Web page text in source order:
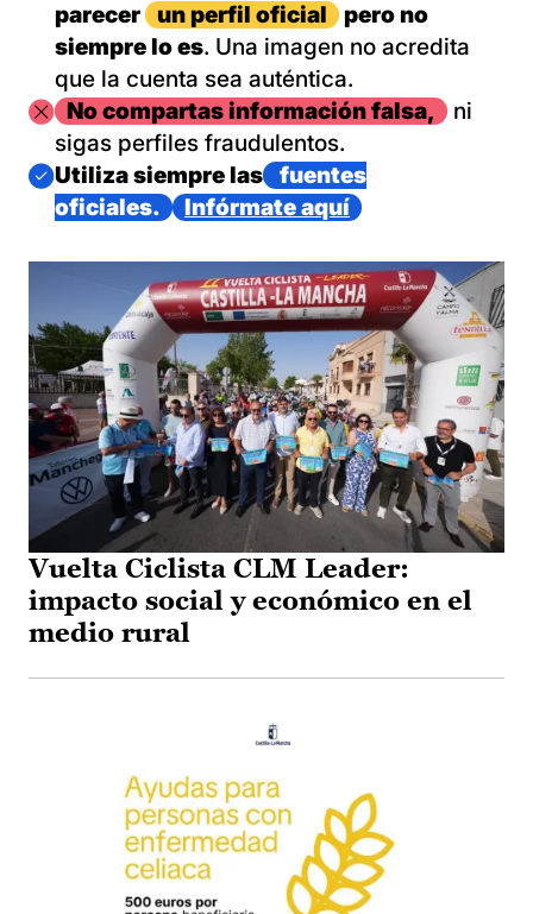
parecer
un perfil oficial
pero no
siempre lo es. Una imagen no acredita
que la cuenta sea auténtica.
ImagenNo compartas información falsa,
ni
sigas perfiles fraudulentos.
Imagen
Utiliza siempre las
fuentes
oficiales.
Infórmate aquí
Vuelta Ciclista CLM Leader:
impacto social y económico en el
medio rural